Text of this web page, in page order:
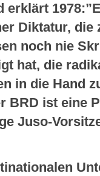
Diktatur, die
noch nie
hat, die
in die Hand
BRD ist eine
Juso-